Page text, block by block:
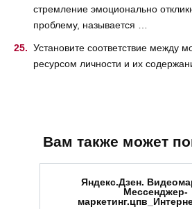
стремление эмоционально
проблему, называется …
Установите соответствие между
ресурсом личности и их
Вам также может
Яндекс.Дзен.
Мессенджер-